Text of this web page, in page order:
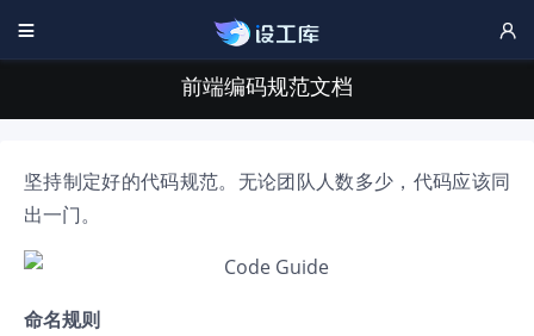
 
前端编码规范文档
坚持制定好的代码规范。无论团队人数多少，代码应该同
出一门。
命名规则